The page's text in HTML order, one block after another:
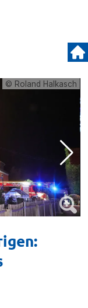
© Roland Halkasch